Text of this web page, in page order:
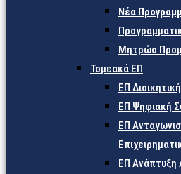
Νέα
Μητρώο
Τομεακά ΕΠ
ΕΠ
ΕΠ Ψηφιακή
ΕΠ
ΕΠ Ανάπτυξη